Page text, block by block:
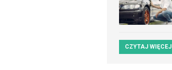
CZYTAJ WIĘCEJ